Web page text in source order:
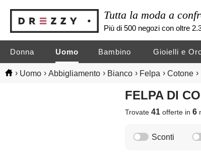
Tutta la moda a
Più di 500 negozi con oltre
Donna Uomo Bambino Gioielli e
› Uomo › Abbigliamento › Bianco › Felpa › Cotone ›
FELPA DI
Trovate41 offerte in6
Sconti